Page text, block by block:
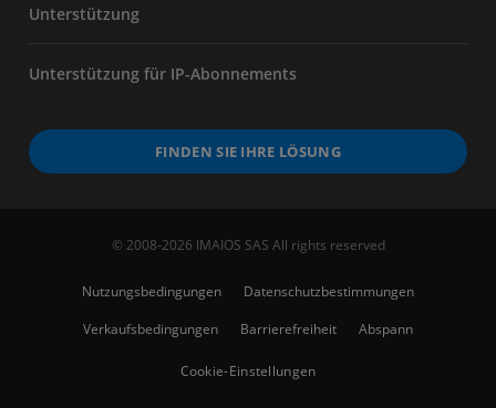
Unterstützung
Unterstützung für IP-Abonnements
FINDEN SIE IHRE LÖSUNG
© 2008-2026 IMAIOS SAS All rights reserved
Nutzungsbedingungen
Datenschutzbestimmungen
Verkaufsbedingungen
Barrierefreiheit Abspann
Cookie-Einstellungen